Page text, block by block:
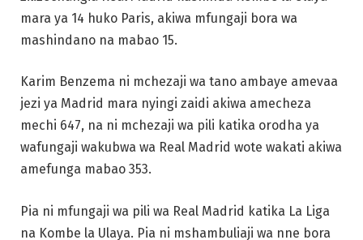
mara ya 14 huko Paris, akiwa mfungaji bora wa
mashindano na mabao 15.
Karim Benzema ni mchezaji wa tano ambaye amevaa
jezi ya Madrid mara nyingi zaidi akiwa amecheza
mechi 647, na ni mchezaji wa pili katika orodha ya
wafungaji wakubwa wa Real Madrid wote wakati akiwa
amefunga mabao 353.
Pia ni mfungaji wa pili wa Real Madrid katika La Liga
na Kombe la Ulaya. Pia ni mshambuliaji wa nne bora